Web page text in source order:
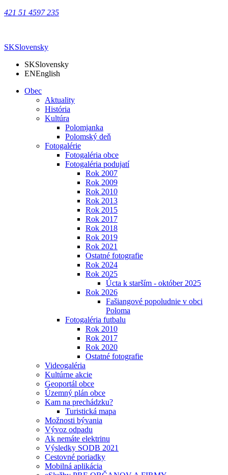
421 51 4597 235
SKSlovensky
SKSlovensky
ENEnglish
Obec
Aktuality
História
Kultúra
Polomjanka
Polomský deň
Fotogalérie
Fotogaléria obce
Fotogaléria podujatí
Rok 2007
Rok 2009
Rok 2010
Rok 2013
Rok 2015
Rok 2017
Rok 2018
Rok 2019
Rok 2021
Ostatné fotografie
Rok 2024
Rok 2025
Úcta k starším - október 2025
Rok 2026
Fašiangové popoludnie v obci
Poloma
Fotogaléria futbalu
Rok 2010
Rok 2017
Rok 2020
Ostatné fotografie
Videogaléria
Kultúrne akcie
Geoportál obce
Územný plán obce
Kam na prechádzku?
Turistická mapa
Možnosti bývania
Vývoz odpadu
Ak nemáte elektrinu
Výsledky SODB 2021
Cestovné poriadky
Mobilná aplikácia